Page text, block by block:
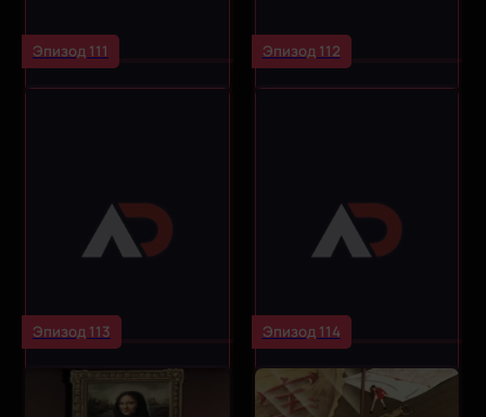
Эпизод 111 Эпизод 112
Эпизод 113 Эпизод 114